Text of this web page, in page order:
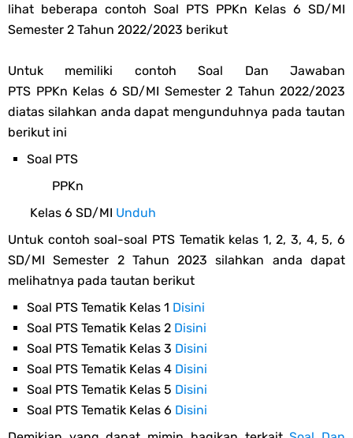
lihat beberapa contoh Soal PTS PPKn Kelas 6 SD/MI
Semester 2 Tahun 2022/2023 berikut
Untuk memiliki contoh Soal Dan Jawaban
PTS PPKn Kelas 6 SD/MI Semester 2 Tahun 2022/2023
diatas silahkan anda dapat mengunduhnya pada tautan
berikut ini
Soal PTS
PPKn
Kelas 6 SD/MI Unduh
Untuk contoh soal-soal PTS Tematik kelas 1, 2, 3, 4, 5, 6
SD/MI Semester 2 Tahun 2023 silahkan anda dapat
melihatnya pada tautan berikut
Soal PTS Tematik Kelas 1 Disini
Soal PTS Tematik Kelas 2 Disini
Soal PTS Tematik Kelas 3 Disini
Soal PTS Tematik Kelas 4 Disini
Soal PTS Tematik Kelas 5 Disini
Soal PTS Tematik Kelas 6 Disini